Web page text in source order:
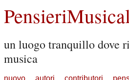
un luogo tranquillo dove
musica
nuovo autori contributori